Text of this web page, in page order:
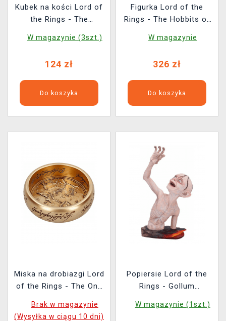
Kubek na kości Lord of
the Rings - The
(skórzany)
W magazynie (3szt.)
124 zł
Do koszyka
Figurka Lord of the
Rings - The Hobbits of
Now)
W magazynie
326 zł
Do koszyka
Miska na drobiazgi Lord
of the Rings - The One
Brak w magazynie
(Wysyłka w ciągu 10 dni)
Popiersie Lord of the
Rings - Gollum
W magazynie (1szt.)